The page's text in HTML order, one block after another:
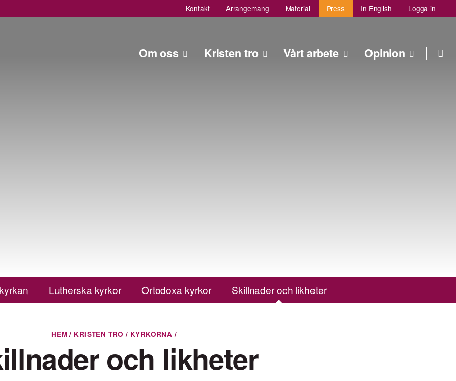
Kontakt Arrangemang Material Press In English Logga in
Om oss Kristen tro Vårt arbete Opinion Sök
Lutherska kyrkor Ortodoxa kyrkor Skillnader och likheter
HEM / KRISTEN TRO / KYRKORNA /
och likheter